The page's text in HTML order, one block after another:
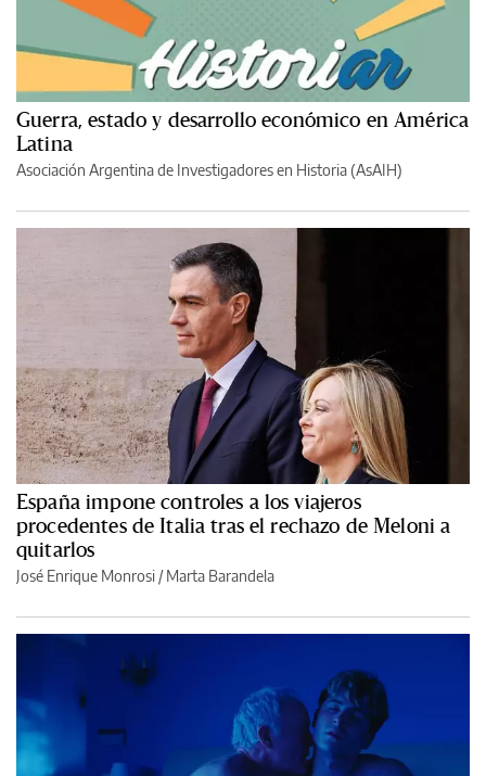
Guerra, estado y desarrollo económico en América
Latina
Asociación Argentina de Investigadores en Historia (AsAIH)
España impone controles a los viajeros
procedentes de Italia tras el rechazo de Meloni a
quitarlos
José Enrique Monrosi / Marta Barandela